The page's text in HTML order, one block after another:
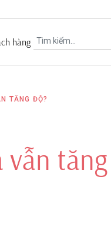
hàng
TĂNG ĐỘ?
vẫn tăng